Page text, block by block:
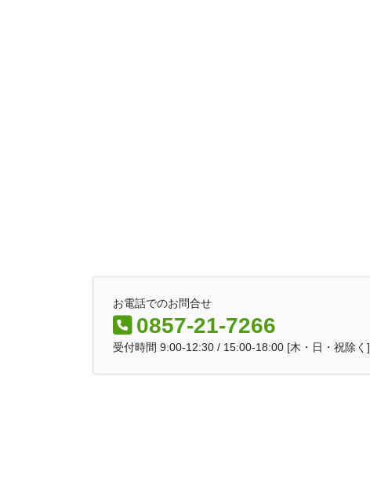
お電話でのお問合せ
0857-21-7266
受付時間 9:00-12:30 / 15:00-18:00 [木・日・祝除く]